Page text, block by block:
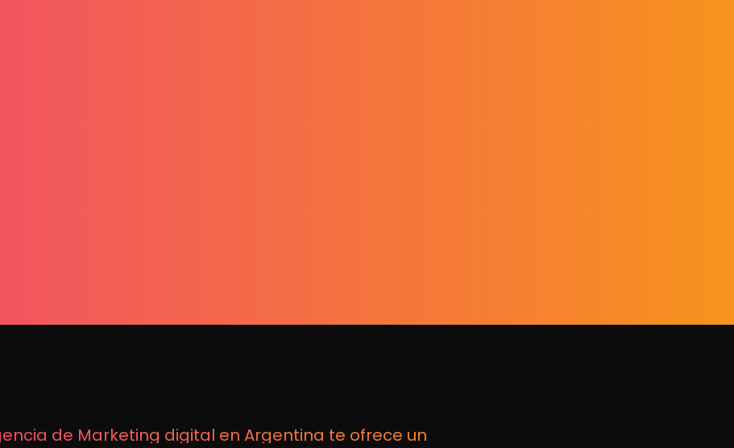
de Marketing digital en Argentina te ofrece un